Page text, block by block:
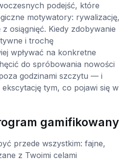
podejść, które
motywatory: rywalizację,
osiągnięć. Kiedy zdobywanie
i trochę
wpływać na konkretne
do spróbowania nowości
godzinami szczytu — i
tym, co pojawi się w
gamifikowany
przede wszystkim: fajne,
z Twoimi celami